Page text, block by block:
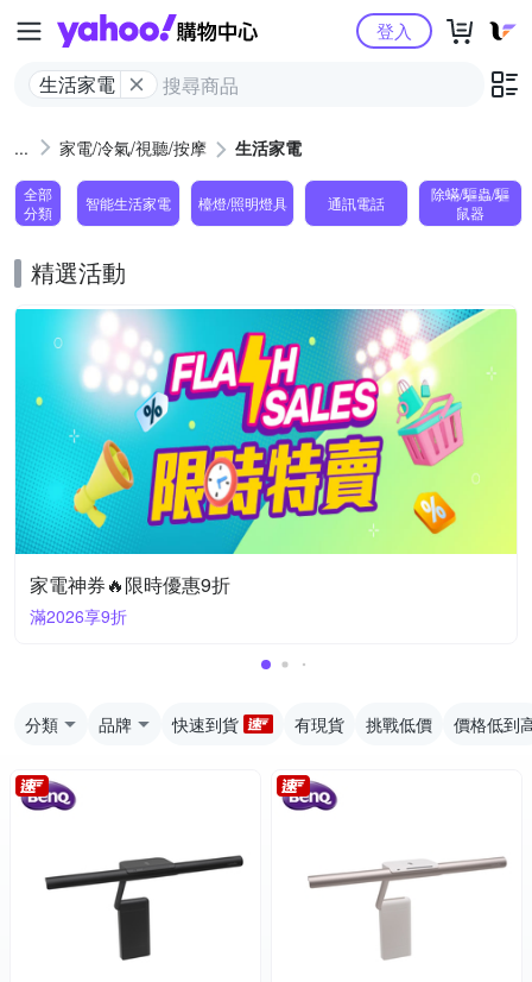
Yahoo購物中心
生活家電
登入
家電/冷氣/視聽/按摩 生活家電
全部
分類
智能生活家電 檯燈/照明燈具 通訊電話
除蟎/驅蟲/驅
鼠器
精選活動
家電神券🔥限時優惠9折
滿2026享9折
分類 品牌 快速到貨 有現貨 挑戰低價 價格低到